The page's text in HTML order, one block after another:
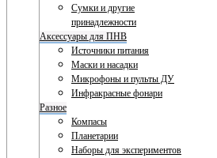
Сумки и другие
принадлежности
Аксессуары для ПНВ
Источники питания
Маски и насадки
Микрофоны и пульты ДУ
Инфракрасные фонари
Разное
Компасы
Планетарии
Наборы для экспериментов